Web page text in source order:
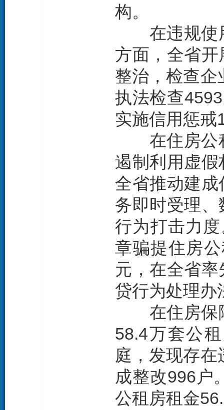
构。
在违规使用
方面，全省
整治，检查企
执法检查
实施信用惩戒
在住房公积
遏制利用虚
全省推动建
务即时受理
行为打击力
章骗提住房
元，在全省
贷行为处理办
在住房保障
58.4万套公
庭，发现存
成整改996户
公租房租金